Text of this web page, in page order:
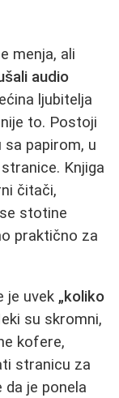
menja, ali
audio
ljubitelja
to. Postoji
papirom, u
Knjiga
čitači,
stotine
praktično za
je uvek „koliko
su skromni,
kofere,
stranicu za
je ponela